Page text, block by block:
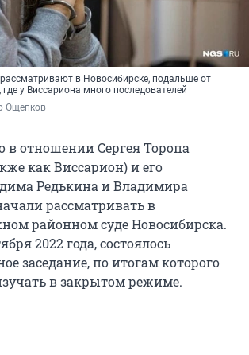
в Новосибирске, подальше от
где у Виссариона много последователей
Ощепков
в отношении Сергея Торопа
как Виссарион) и его
Редькина и Владимира
рассматривать в
районном суде Новосибирска.
2022 года, состоялось
заседание, по итогам которого
в закрытом режиме.